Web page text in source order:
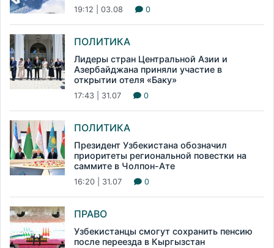
19:12 | 03.08 0
ПОЛИТИКА
Лидеры стран Центральной Азии и
Азербайджана приняли участие в
открытии отеля «Баку»
17:43 | 31.07 0
ПОЛИТИКА
Президент Узбекистана обозначил
приоритеты региональной повестки на
саммите в Чолпон-Ате
16:20 | 31.07 0
ПРАВО
Узбекистанцы смогут сохранить пенсию
после переезда в Кыргызстан